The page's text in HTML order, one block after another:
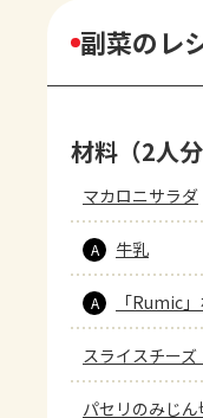
副菜のレ
材料（2人分
マカロニサラダ
A 牛乳
A 「Rumic
スライスチーズ
パセリのみじ